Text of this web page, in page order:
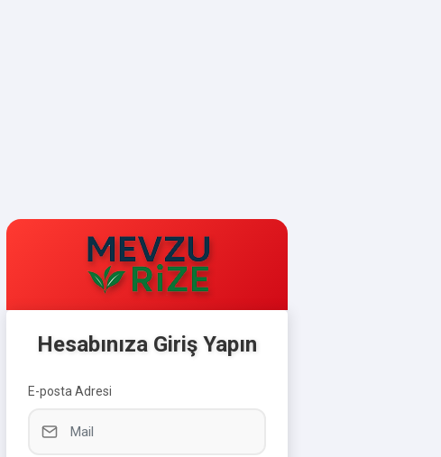
Hesabınıza Giriş Yapın
E-posta Adresi